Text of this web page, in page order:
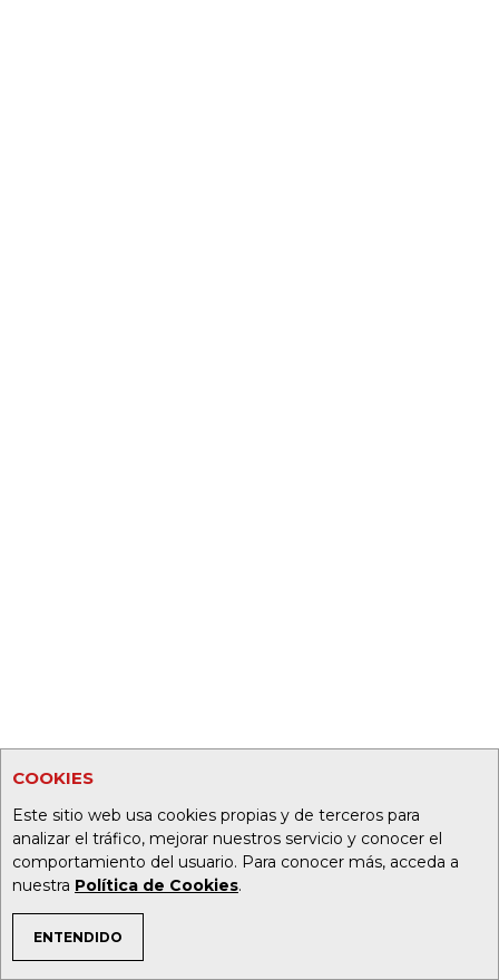
COOKIES
Este sitio web usa cookies propias y de terceros para
analizar el tráfico, mejorar nuestros servicio y conocer el
comportamiento del usuario. Para conocer más, acceda a
nuestra Política de Cookies.
ENTENDIDO
TEMAS DE INTERÉS